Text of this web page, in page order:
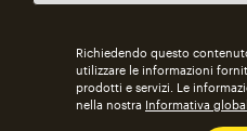
Richiedendo questo
utilizzare le informazioni
prodotti e servizi. Le
nella nostra Informativa